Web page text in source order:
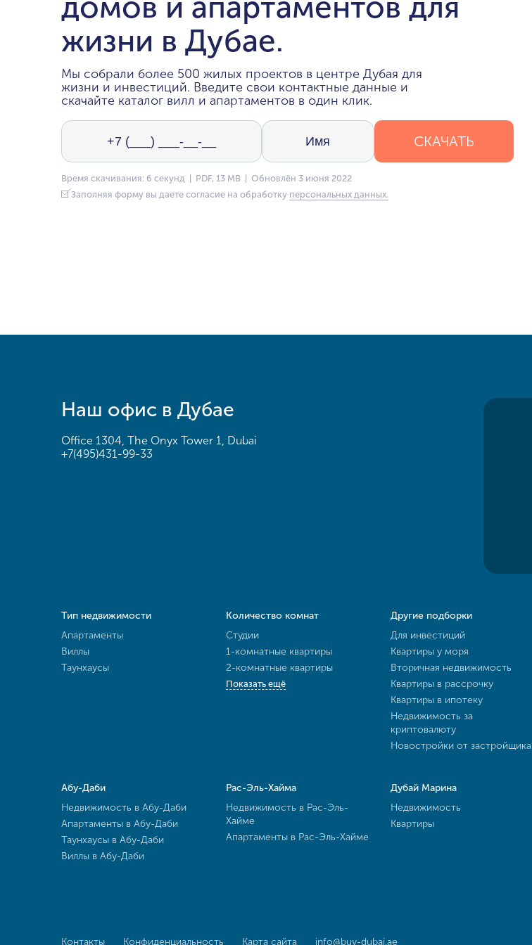
жизни в Дубае.
Мы собрали более 500 жилых проектов в центре Дубая для
жизни и инвестиций. Введите свои контактные данные и
скачайте каталог вилл и апартаментов в один клик.
СКАЧАТЬ
Время скачивания: 6 секунд | PDF, 13 MB | Обновлён 3 июня 2022
Заполняя форму вы даете согласие на обработку персональных данных.
Наш офис в Дубае
Office 1304, The Onyx Tower 1, Dubai
+7(495)431-99-33
Тип недвижимости
Апартаменты
Виллы
Таунхаусы
Количество комнат
Студии
1-комнатные квартиры
2-комнатные квартиры
Показать ещё
Другие подборки
Для инвестиций
Квартиры у моря
Вторичная недвижимость
Квартиры в рассрочку
Квартиры в ипотеку
Недвижимость за
криптовалюту
Новостройки от застройщика
Абу-Даби
Недвижимость в Абу-Даби
Апартаменты в Абу-Даби
Таунхаусы в Абу-Даби
Виллы в Абу-Даби
Рас-Эль-Хайма
Недвижимость в Рас-Эль-
Хайме
Апартаменты в Рас-Эль-Хайме
Дубай Марина
Недвижимость
Квартиры
Контакты Конфиденциальность Карта сайта info@buy-dubai.ae